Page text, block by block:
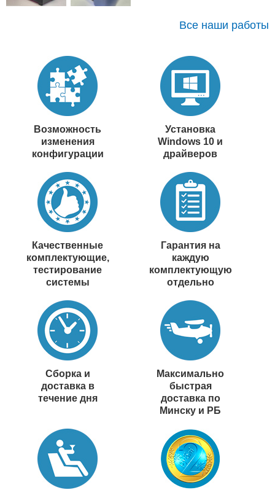
Все наши работы
Возможность
изменения
конфигурации
Установка
Windows 10 и
драйверов
Качественные
комплектующие,
тестирование
системы
Гарантия на
каждую
комплектующую
отдельно
Сборка и
доставка в
течение дня
Максимально
быстрая
доставка по
Минску и РБ